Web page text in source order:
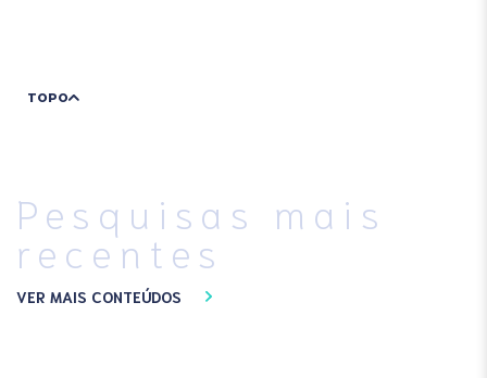
TOPO
Pesquisas mais
recentes
VER MAIS CONTEÚDOS